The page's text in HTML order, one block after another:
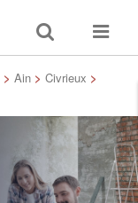
Toggle
search
Toggle
> Ain > Civrieux >